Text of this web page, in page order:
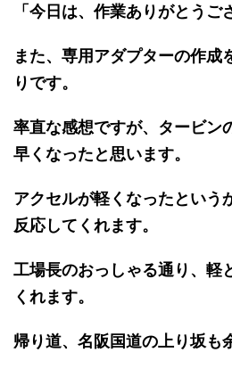
「今日は、作業ありがとうご
また、専用アダプターの作成
りです。
率直な感想ですが、タービン
早くなったと思います。
アクセルが軽くなったという
反応してくれます。
工場長のおっしゃる通り、軽
くれます。
帰り道、名阪国道の上り坂も